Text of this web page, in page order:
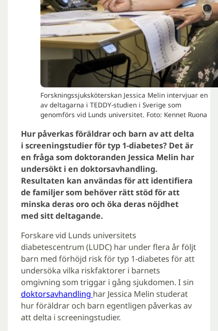
Forskningssjuksköterskan Jessica Melin intervjuar en
av deltagarna i TEDDY-studien i Sverige som
genomförs vid Lunds universitet. Foto: Kennet Ruona
Hur påverkas föräldrar och barn av att delta
i screeningstudier för typ 1-diabetes? Det är
en fråga som doktoranden Jessica Melin har
undersökt i en doktorsavhandling.
Resultaten kan användas för att identifiera
de familjer som behöver rätt stöd för att
minska deras oro och öka deras nöjdhet
med sitt deltagande.
Forskare vid Lunds universitets
diabetescentrum (LUDC) har under flera år följt
barn med förhöjd risk för typ 1-diabetes för att
undersöka vilka riskfaktorer i barnets
omgivning som triggar i gång sjukdomen. I sin
doktorsavhandling har Jessica Melin studerat
hur föräldrar och barn egentligen påverkas av
att delta i screeningstudier.